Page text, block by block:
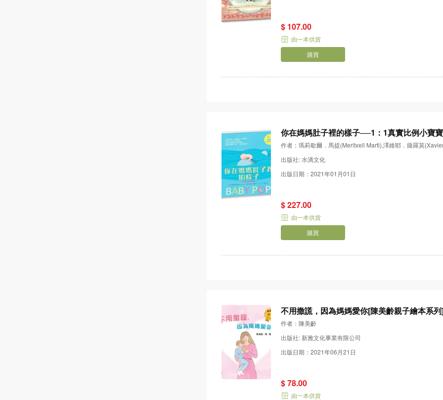
$ 107.00
由一本供貨
購買
你在媽媽肚子裡的樣子──1：1真實比例小寶
作者：瑪莉歇爾．馬提(Meritxell Marti),澤維耶．薩羅莫
出版社: 水滴文化
出版日期：2021年01月01日
$ 227.00
由一本供貨
購買
不用撒謊，因為媽媽愛你[陳美齡親子繪本系
作者：陳美齡
出版社: 新雅文化事業有限公司
出版日期：2021年06月21日
$ 78.00
由一本供貨